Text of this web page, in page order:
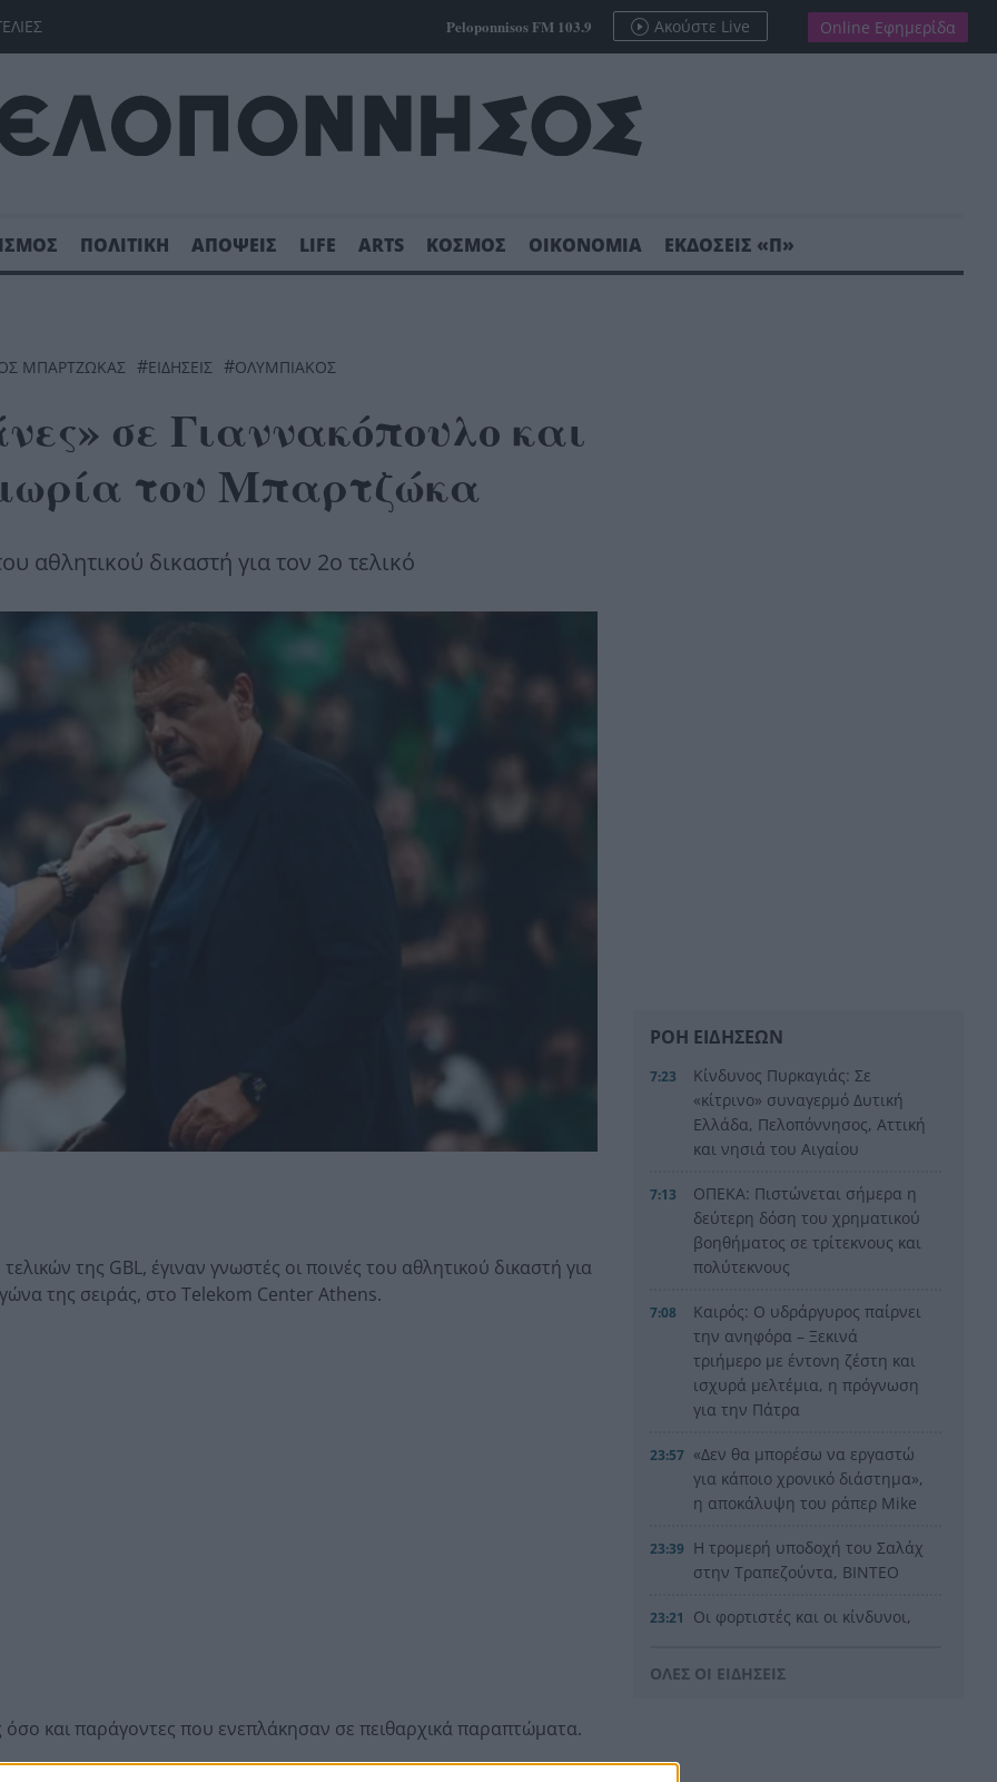
Peloponnisos FM 103.9 Ακούστε Live Online Εφημερίδα
ΠΟΛΙΤΙΚΗ ΑΠΟΨΕΙΣ LIFE ARTS ΚΟΣΜΟΣ ΟΙΚΟΝΟΜΙΑ ΕΚΔΟΣΕΙΣ «Π»
ΜΠΑΡΤΖΩΚΑΣ #ΕΙΔΗΣΕΙΣ #ΟΛΥΜΠΙΑΚΌΣ
σε Γιαννακόπουλο και
του Μπαρτζώκα
αθλητικού δικαστή για τον 2ο τελικό
της GBL, έγιναν γνωστές οι ποινές του αθλητικού δικαστή για
της σειράς, στο Telekom Center Athens.
και παράγοντες που ενεπλάκησαν σε πειθαρχικά παραπτώματα.
ΡΟΗ ΕΙΔΗΣΕΩΝ
7:23
Κίνδυνος Πυρκαγιάς: Σε
«κίτρινο» συναγερμό Δυτική
Ελλάδα, Πελοπόννησος, Αττική
και νησιά του Αιγαίου
7:13
ΟΠΕΚΑ: Πιστώνεται σήμερα η
δεύτερη δόση του χρηματικού
βοηθήματος σε τρίτεκνους και
πολύτεκνους
7:08
Καιρός: Ο υδράργυρος παίρνει
την ανηφόρα – Ξεκινά
τριήμερο με έντονη ζέστη και
ισχυρά μελτέμια, η πρόγνωση
για την Πάτρα
23:57 «Δεν θα μπορέσω να εργαστώ
για κάποιο χρονικό διάστημα»,
η αποκάλυψη του ράπερ Mike
23:39 Η τρομερή υποδοχή του Σαλάχ
στην Τραπεζούντα, ΒΙΝΤΕΟ
23:21
Οι φορτιστές και οι κίνδυνοι,
τις ηλεκτρικές και
ΟΛΕΣ ΟΙ ΕΙΔΗΣΕΙΣ